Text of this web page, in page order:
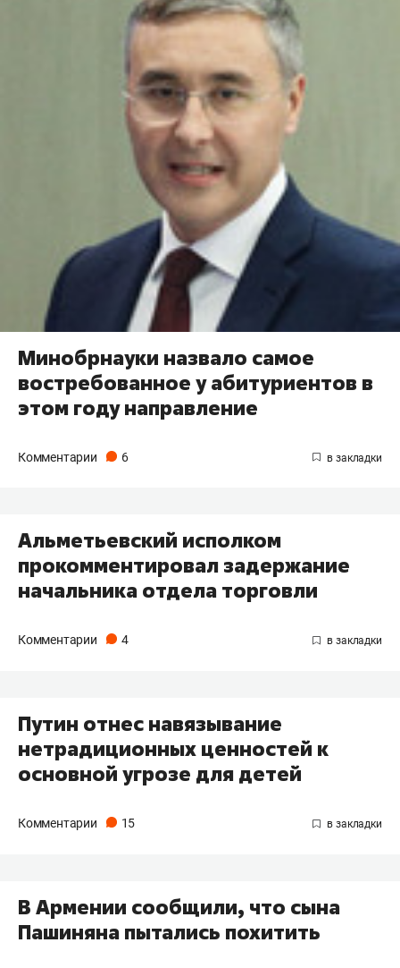
Минобрнауки назвало самое
востребованное у абитуриентов в
этом году направление
Комментарии 6
Альметьевский исполком
прокомментировал задержание
начальника отдела торговли
Комментарии 4
Путин отнес навязывание
нетрадиционных ценностей к
основной угрозе для детей
Комментарии 15
В Армении сообщили, что сына
Пашиняна пытались похитить